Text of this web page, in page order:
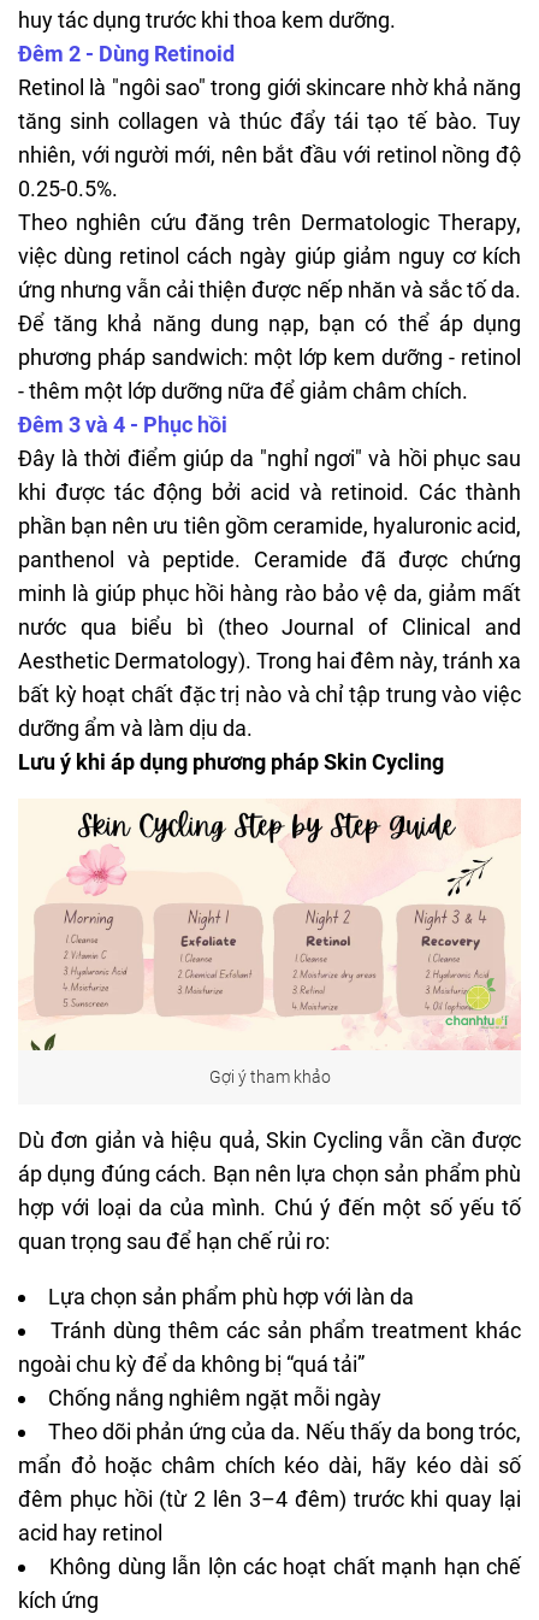
huy tác dụng trước khi thoa kem dưỡng.
Đêm 2 - Dùng Retinoid
Retinol là "ngôi sao" trong giới skincare nhờ khả năng
tăng sinh collagen và thúc đẩy tái tạo tế bào. Tuy
nhiên, với người mới, nên bắt đầu với retinol nồng độ
0.25-0.5%.
Theo nghiên cứu đăng trên Dermatologic Therapy,
việc dùng retinol cách ngày giúp giảm nguy cơ kích
ứng nhưng vẫn cải thiện được nếp nhăn và sắc tố da.
Để tăng khả năng dung nạp, bạn có thể áp dụng
phương pháp sandwich: một lớp kem dưỡng - retinol
- thêm một lớp dưỡng nữa để giảm châm chích.
Đêm 3 và 4 - Phục hồi
Đây là thời điểm giúp da "nghỉ ngơi" và hồi phục sau
khi được tác động bởi acid và retinoid. Các thành
phần bạn nên ưu tiên gồm ceramide, hyaluronic acid,
panthenol và peptide. Ceramide đã được chứng
minh là giúp phục hồi hàng rào bảo vệ da, giảm mất
nước qua biểu bì (theo Journal of Clinical and
Aesthetic Dermatology). Trong hai đêm này, tránh xa
bất kỳ hoạt chất đặc trị nào và chỉ tập trung vào việc
dưỡng ẩm và làm dịu da.
Lưu ý khi áp dụng phương pháp Skin Cycling
Gợi ý tham khảo
Dù đơn giản và hiệu quả, Skin Cycling vẫn cần được
áp dụng đúng cách. Bạn nên lựa chọn sản phẩm phù
hợp với loại da của mình. Chú ý đến một số yếu tố
quan trọng sau để hạn chế rủi ro:
Lựa chọn sản phẩm phù hợp với làn da
Tránh dùng thêm các sản phẩm treatment khác
ngoài chu kỳ để da không bị “quá tải”
Chống nắng nghiêm ngặt mỗi ngày
Theo dõi phản ứng của da. Nếu thấy da bong tróc,
mẩn đỏ hoặc châm chích kéo dài, hãy kéo dài số
đêm phục hồi (từ 2 lên 3–4 đêm) trước khi quay lại
acid hay retinol
Không dùng lẫn lộn các hoạt chất mạnh hạn chế
kích ứng